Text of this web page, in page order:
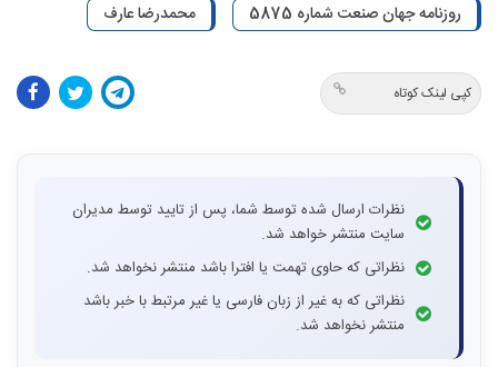
روزنامه جهان صنعت شماره 5875 محمدرضا عارف
کپی لینک کوتاه
نظرات ارسال شده توسط شما، پس از تایید توسط مدیران
سایت منتشر خواهد شد.
نظراتی که حاوی تهمت یا افترا باشد منتشر نخواهد شد.
نظراتی که به غیر از زبان فارسی یا غیر مرتبط با خبر باشد
منتشر نخواهد شد.